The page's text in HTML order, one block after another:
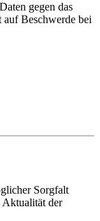
gegen das
auf Beschwerde bei
Sorgfalt
der